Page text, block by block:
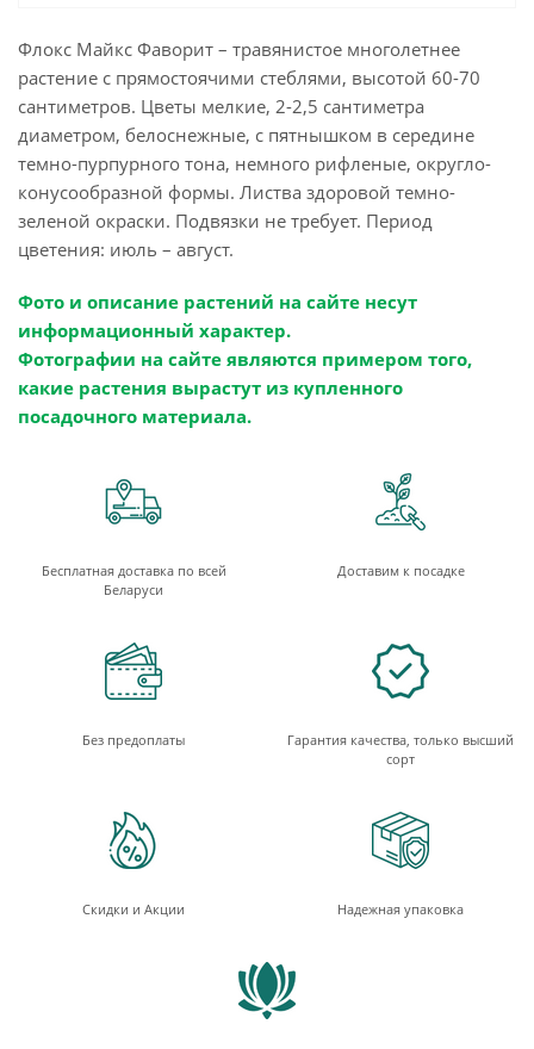
Флокс Майкс Фаворит – травянистое многолетнее
растение с прямостоячими стеблями, высотой 60-70
сантиметров. Цветы мелкие, 2-2,5 сантиметра
диаметром, белоснежные, с пятнышком в середине
темно-пурпурного тона, немного рифленые, округло-
конусообразной формы. Листва здоровой темно-
зеленой окраски. Подвязки не требует. Период
цветения: июль – август.
Фото и описание растений на сайте несут
информационный характер.
Фотографии на сайте являются примером того,
какие растения вырастут из купленного
посадочного материала.
Бесплатная доставка по всей
Беларуси
Доставим к посадке
Без предоплаты
Гарантия качества, только высший
сорт
Скидки и Акции Надежная упаковка